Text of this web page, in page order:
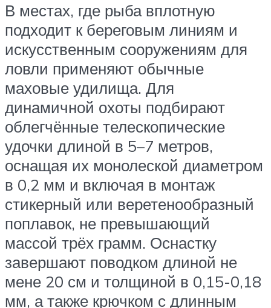
В местах, где рыба вплотную
подходит к береговым линиям и
искусственным сооружениям для
ловли применяют обычные
маховые удилища. Для
динамичной охоты подбирают
облегчённые телескопические
удочки длиной в 5–7 метров,
оснащая их монолеской диаметром
в 0,2 мм и включая в монтаж
стикерный или веретенообразный
поплавок, не превышающий
массой трёх грамм. Оснастку
завершают поводком длиной не
мене 20 см и толщиной в 0,15-0,18
мм, а также крючком с длинным